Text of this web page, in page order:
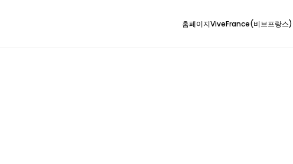
홈페이지ViveFrance(비브프랑스